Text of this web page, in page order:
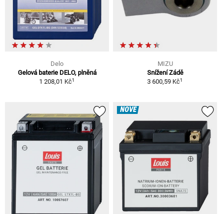
Delo
Gelová baterie DELO, plněná
1 208,01 Kč1
MIZU
Snížení Zádě
3 600,59 Kč1
NOVÉ